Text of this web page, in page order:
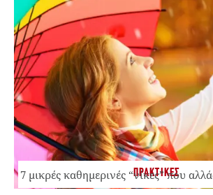
ΠΡΑΚΤΙΚΕΣ
7 μικρές καθημερινές “νίκες” που